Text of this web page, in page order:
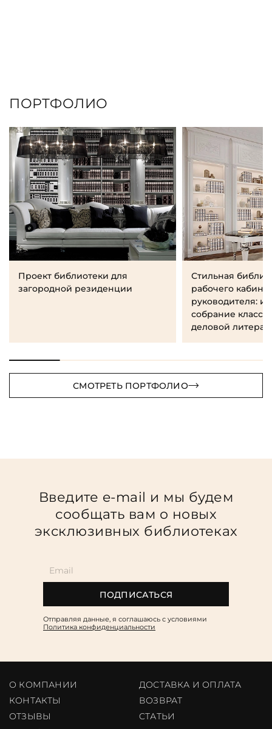
ПОРТФОЛИО
Проект библиотеки для
загородной резиденции
Стильная
рабочего
руководителя:
собрание
деловой
СМОТРЕТЬ ПОРТФОЛИО
Введите e-mail и мы будем
сообщать вам о новых
эксклюзивных библиотеках
ПОДПИСАТЬСЯ
Отправляя данные, я соглашаюсь c условиями
Политика конфиденциальности
О КОМПАНИИ
ДОСТАВКА И ОПЛАТА
КОНТАКТЫ
ВОЗВРАТ
ОТЗЫВЫ
CТАТЬИ